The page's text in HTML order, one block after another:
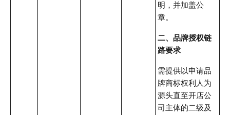
明，并加盖公
章。
二、品牌授权链
路要求
需提供以申请品
牌商标权利人为
源头直至开店公
司主体的二级及